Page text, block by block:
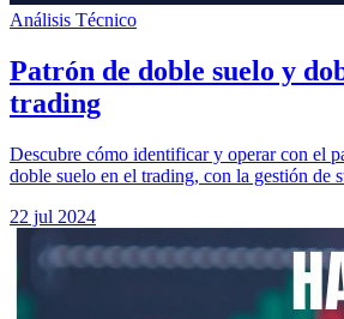
Análisis Técnico
Patrón de doble suelo y
trading
Descubre cómo identificar y operar con el
doble suelo en el trading, con la gestión de
22 jul 2024